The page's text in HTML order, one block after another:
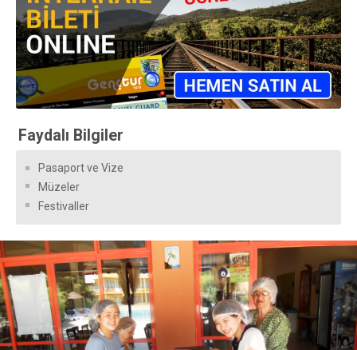
Faydalı Bilgiler
Pasaport ve Vize
Müzeler
Festivaller